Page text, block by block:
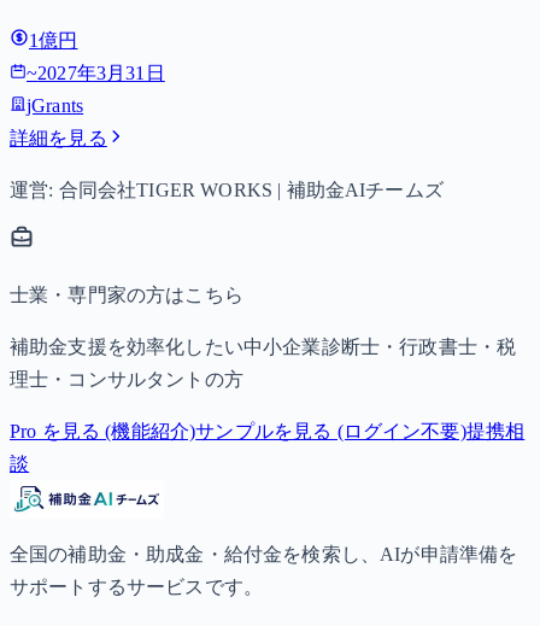
1億円
~2027年3月31日
jGrants
詳細を見る
運営: 合同会社TIGER WORKS | 補助金AIチームズ
士業・専門家の方はこちら
補助金支援を効率化したい中小企業診断士・行政書士・税
理士・コンサルタントの方
Pro を見る (機能紹介)サンプルを見る (ログイン不要)提携相
談
全国の補助金・助成金・給付金を検索し、AIが申請準備を
サポートするサービスです。